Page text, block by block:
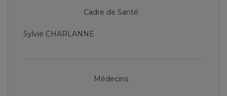
Cadre de Santé
Sylvie CHARLANNE
Médecins